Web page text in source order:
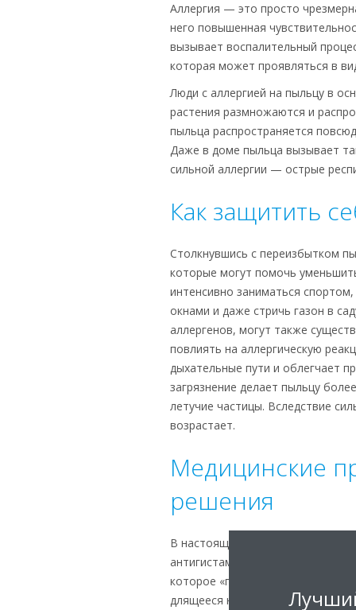
Аллергия — это просто
него повышенная
вызывает воспалительный
которая может проявляться в
Люди с аллергией на пыльцу в
растения размножаются и
пыльца распространяется
Даже в доме пыльца вызывает
сильной аллергии — острые
Как защитить
Столкнувшись с переизбытком
которые могут помочь
интенсивно заниматься
окнами и даже стричь газон в
аллергенов, могут также
повлиять на аллергическую
дыхательные пути и облегчает
загрязнение делает пыльцу
летучие частицы. Вследствие
возрастает.
Медицинские
решения
В настоящее время существует
антигистаминные препараты,
которое «просто» снимает
длящееся несколько лет и